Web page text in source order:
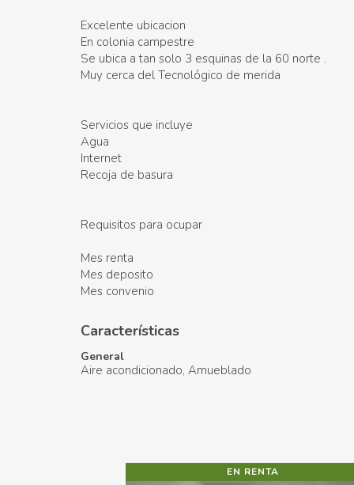
Excelente ubicacion
En colonia campestre
Se ubica a tan solo 3 esquinas de la 60 norte .
Muy cerca del Tecnológico de merida
Servicios que incluye
Agua
Internet
Recoja de basura
Requisitos para ocupar
Mes renta
Mes deposito
Mes convenio
Características
General
Aire acondicionado Amueblado
EN RENTA